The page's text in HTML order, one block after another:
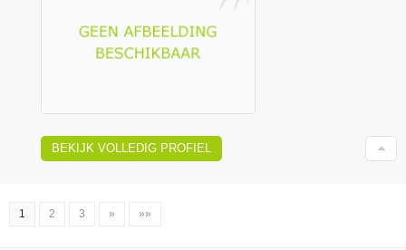
BEKIJK VOLLEDIG PROFIEL
1 2 3 » »»